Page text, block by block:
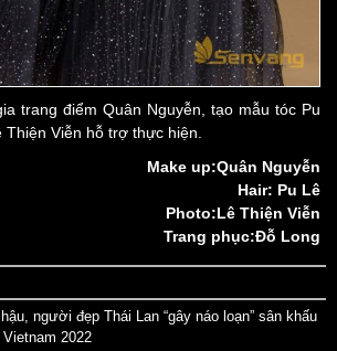
trang điểm Quân Nguyễn, tạo mẫu tóc Pu
Thiện Viễn hỗ trợ thực hiện.
Make up:Quân Nguyễn
Hair: Pu Lê
Photo:Lê Thiện Viễn
Trang phục:Đỗ Long
2022